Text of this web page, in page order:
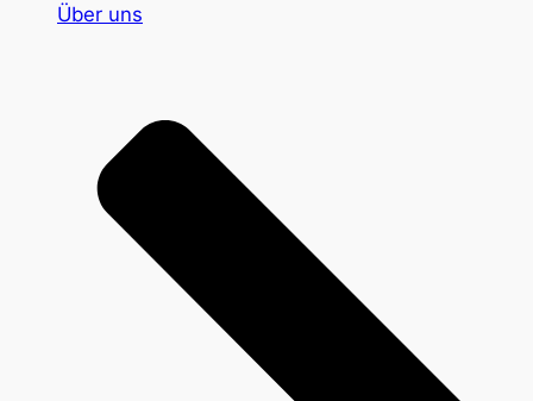
Über uns